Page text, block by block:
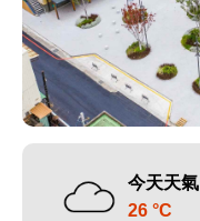
今天天氣
26 °C